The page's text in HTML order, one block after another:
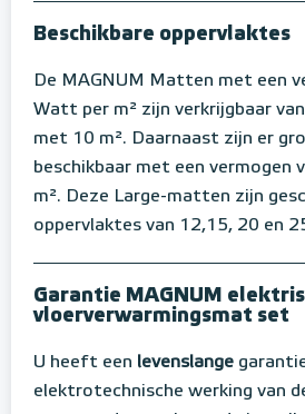
Beschikbare oppervlaktes
De MAGNUM Matten met een
Watt per m² zijn verkrijgbaar
met 10 m². Daarnaast zijn er
beschikbaar met een vermogen
m². Deze Large-matten zijn
oppervlaktes van 12,15, 20 en
Garantie MAGNUM
vloerverwarmingsmat set
U heeft een levenslange
elektrotechnische werking van